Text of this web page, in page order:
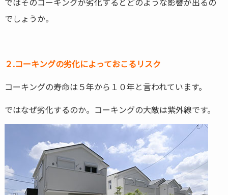
でしょうか。
２.コーキングの劣化によっておこるリスク
コーキングの寿命は５年から１０年と言われています。
ではなぜ劣化するのか。コーキングの大敵は紫外線です。